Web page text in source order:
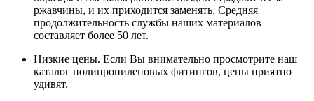
ржавчины, и их приходится заменять. Средняя
продолжительность службы наших материалов
составляет более 50 лет.
Низкие цены. Если Вы внимательно просмотрите наш
каталог полипропиленовых фитингов, цены приятно
удивят.